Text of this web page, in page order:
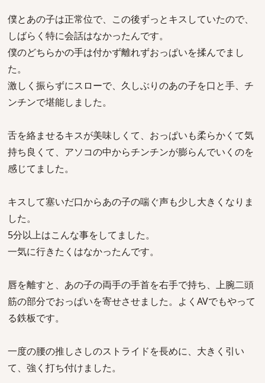
僕とあの子は正常位で、この後ずっとキスしていたので、
しばらく特に会話はなかったんです。
僕のどちらかの手は付かず離れずおっぱいを揉んでまし
た。
激しく振らずにスローで、久しぶりのあの子を口と手、チ
ンチンで堪能しました。
舌を絡ませるキスが美味しくて、おっぱいも柔らかくて気
持ち良くて、アソコの中からチンチンが膨らんでいくのを
感じてました。
キスして塞いだ口からあの子の喘ぐ声も少し大きくなりま
した。
5分以上はこんな事をしてました。
一気に行きたくはなかったんです。
唇を離すと、あの子の両手の手首を右手で持ち、上腕二頭
筋の部分でおっぱいを寄せさせました。よくAVでもやって
る鉄板です。
一度の腰の推しさしのストライドを長めに、大きく引い
て、強く打ち付けました。